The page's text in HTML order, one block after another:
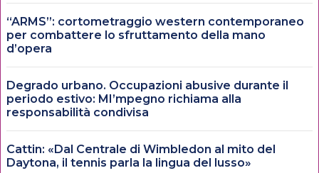
“ARMS”: cortometraggio western contemporaneo
per combattere lo sfruttamento della mano
d’opera
Degrado urbano. Occupazioni abusive durante il
periodo estivo: MI’mpegno richiama alla
responsabilità condivisa
Cattin: «Dal Centrale di Wimbledon al mito del
Daytona, il tennis parla la lingua del lusso»